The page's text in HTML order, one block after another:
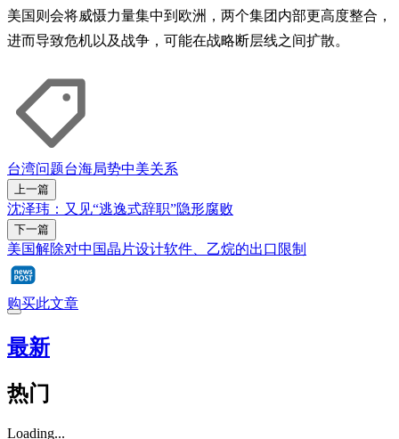
美国则会将威慑力量集中到欧洲，两个集团内部更高度整合，
进而导致危机以及战争，可能在战略断层线之间扩散。
台湾问题台海局势中美关系
上一篇
沈泽玮：又见“逃逸式辞职”隐形腐败
下一篇
美国解除对中国晶片设计软件、乙烷的出口限制
购买此文章
最新
热门
Loading...